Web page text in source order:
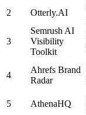
2 Otterly.AI
3
Semrush AI
Visibility
Toolkit
4
Ahrefs Brand
Radar
5 AthenaHQ